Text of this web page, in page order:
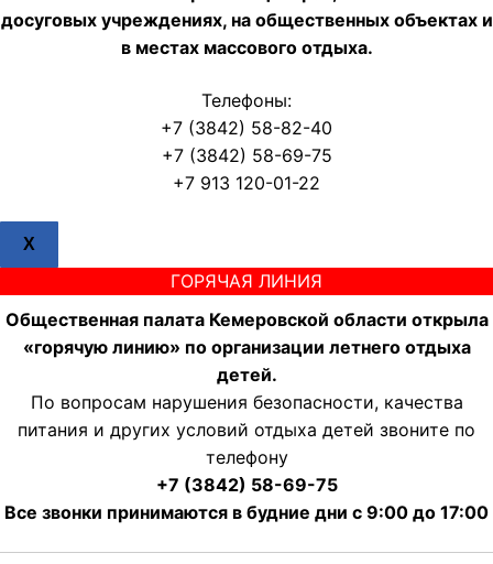
досуговых учреждениях, на общественных объектах и
в местах массового отдыха.
Телефоны:
+7 (3842) 58-82-40
+7 (3842) 58-69-75
+7 913 120-01-22
X
ГОРЯЧАЯ ЛИНИЯ
Общественная палата Кемеровской области открыла
«горячую линию» по организации летнего отдыха
детей.
По вопросам нарушения безопасности, качества
питания и других условий отдыха детей звоните по
телефону
+7 (3842) 58-69-75
Все звонки принимаются в будние дни с 9:00 до 17:00